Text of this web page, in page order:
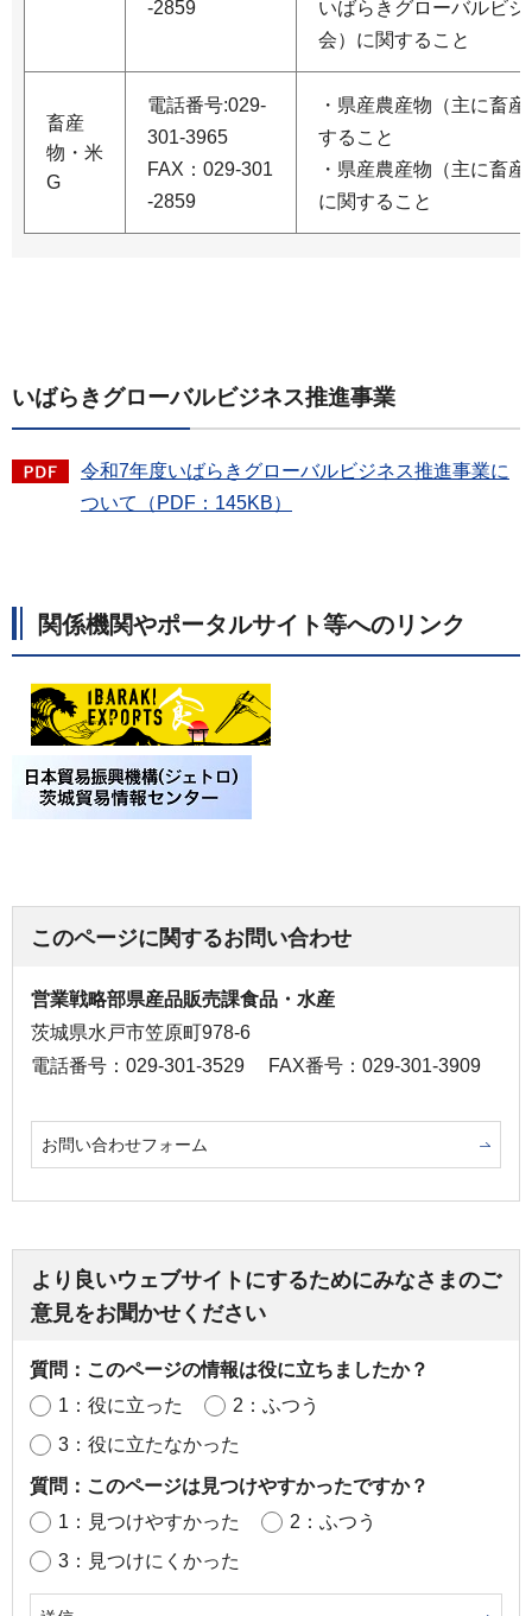
-2859
いばらきグローバルビ
会）に関すること
畜産
物・米
G
電話番号:029-
301-3965
FAX：029-301
-2859
・県産農産物（主に畜
すること
・県産農産物（主に畜
に関すること
いばらきグローバルビジネス推進事業
令和7年度いばらきグローバルビジネス推進事業に
ついて（PDF：145KB）
関係機関やポータルサイト等へのリンク
このページに関するお問い合わせ
営業戦略部県産品販売課食品・水産
茨城県水戸市笠原町978-6
電話番号：029-301-3529
FAX番号：029-301-3909
お問い合わせフォーム
より良いウェブサイトにするためにみなさまのご
意見をお聞かせください
質問：このページの情報は役に立ちましたか？
1：役に立った
2：ふつう
3：役に立たなかった
質問：このページは見つけやすかったですか？
1：見つけやすかった
2：ふつう
3：見つけにくかった